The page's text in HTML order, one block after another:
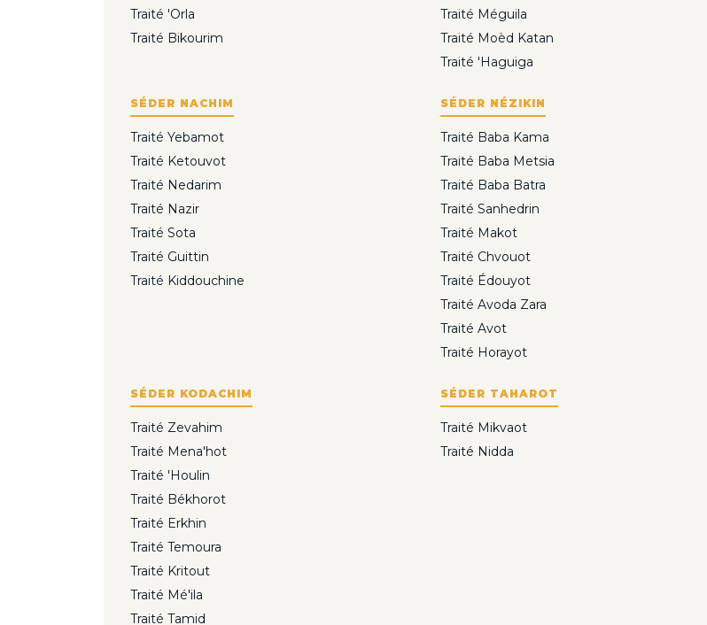
Traité 'Orla
Traité Bikourim
Traité Méguila
Traité Moèd Katan
Traité 'Haguiga
SÉDER NACHIM
Traité Yebamot
Traité Ketouvot
Traité Nedarim
Traité Nazir
Traité Sota
Traité Guittin
Traité Kiddouchine
SÉDER NÉZIKIN
Traité Baba Kama
Traité Baba Metsia
Traité Baba Batra
Traité Sanhedrin
Traité Makot
Traité Chvouot
Traité Édouyot
Traité Avoda Zara
Traité Avot
Traité Horayot
SÉDER KODACHIM
Traité Zevahim
Traité Mena'hot
Traité 'Houlin
Traité Békhorot
Traité Erkhin
Traité Temoura
Traité Kritout
Traité Mé'ila
Traité Tamid
SÉDER TAHAROT
Traité Mikvaot
Traité Nidda